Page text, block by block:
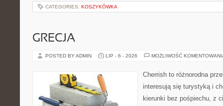
CATEGORIES: KOSZYKÓWKA
GRECJA
POSTED BY ADMIN LIP - 6 - 2026 MOŻLIWOŚĆ
Cherrish to różnorodna
interesują się turystyką i
kierunki bez pośpiechu, z